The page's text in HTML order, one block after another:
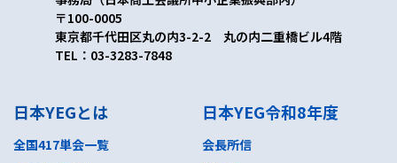
〒100-0005
東京都千代田区丸の内3-2-2 丸の内二重橋ビル4階
TEL：03-3283-7848
日本YEGとは
全国417単会一覧
日本YEG令和8年度
会長所信